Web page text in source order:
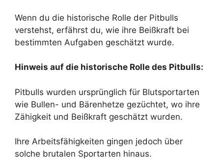
Wenn du die historische Rolle der Pitbulls
verstehst, erfährst du, wie ihre Beißkraft bei
bestimmten Aufgaben geschätzt wurde.
Hinweis auf die historische Rolle des Pitbulls:
Pitbulls wurden ursprünglich für Blutsportarten
wie Bullen- und Bärenhetze gezüchtet, wo ihre
Zähigkeit und Beißkraft geschätzt wurden.
Ihre Arbeitsfähigkeiten gingen jedoch über
solche brutalen Sportarten hinaus.